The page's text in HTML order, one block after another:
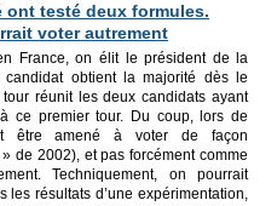
ont testé deux formules.
voter autrement
France, on élit le président de la
obtient la majorité dès le
réunit les deux candidats ayant
ce premier tour. Du coup, lors de
être amené à voter de façon
de 2002), et pas forcément comme
Techniquement, on pourrait
les résultats d’une expérimentation,